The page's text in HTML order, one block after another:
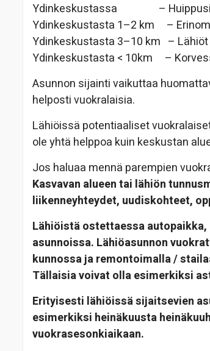
Ydinkeskustassa –
Ydinkeskustasta 1–2 km –
Ydinkeskustasta 3–10 km – Lähiöt
Ydinkeskustasta < 10km –
Asunnon sijainti vaikuttaa
helposti vuokralaisia.
Lähiöissä potentiaaliset
ole yhtä helppoa kuin keskustan
Jos haluaa mennä parempien
Kasvavan alueen tai lähiön
liikenneyhteydet, uudiskohteet,
Lähiöistä ostettaessa
asunnoissa. Lähiöasunnon
kunnossa ja remontoimalla /
Tällaisia voivat olla esimerkiksi
Erityisesti lähiöissä sijaitsevien
esimerkiksi heinäkuusta
vuokrasesonkiaikaan.